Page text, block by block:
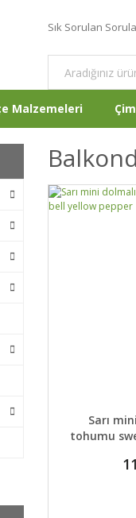
Sık Sorulan
Malzemeleri
DETAYLAR
Sarı
tohumu